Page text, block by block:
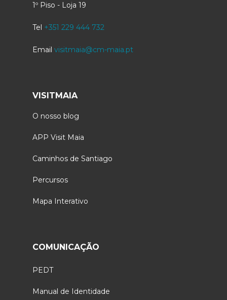
1º Piso - Loja 19
Tel +351 229 444 732
Email visitmaia@cm-maia.pt
VISITMAIA
O nosso blog
APP Visit Maia
Caminhos de Santiago
Percursos
Mapa Interativo
COMUNICAÇÃO
PEDT
Manual de Identidade